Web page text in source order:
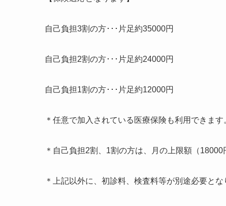
自己負担3割の方･･･片足約35000円
自己負担2割の方･･･片足約24000円
自己負担1割の方･･･片足約12000円
＊任意で加入されている医療保険も利用できます
＊自己負担2割、1割の方は、月の上限額（18000
＊上記以外に、初診料、検査料等が別途必要とな